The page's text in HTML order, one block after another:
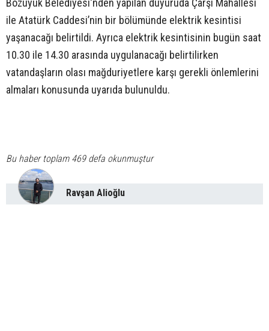
ile Atatürk Caddesi’nin bir bölümünde elektrik kesintisi
yaşanacağı belirtildi. Ayrıca elektrik kesintisinin bugün saat
10.30 ile 14.30 arasında uygulanacağı belirtilirken
vatandaşların olası mağduriyetlere karşı gerekli önlemlerini
almaları konusunda uyarıda bulunuldu.
Bu haber toplam 469 defa okunmuştur
Ravşan Alioğlu